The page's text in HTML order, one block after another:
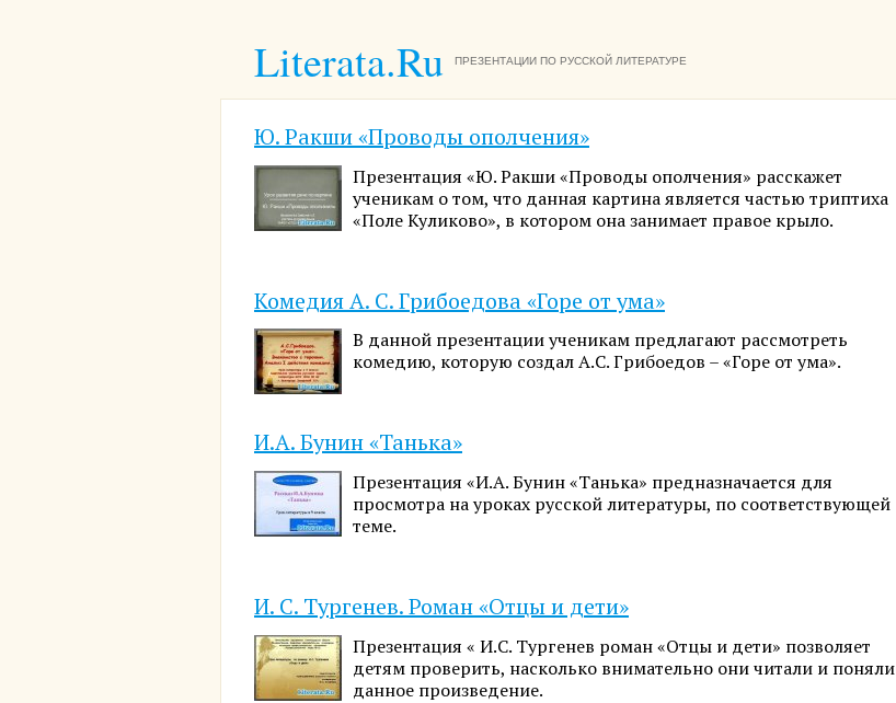
Literata.Ru ПРЕЗЕНТАЦИИ ПО РУССКОЙ ЛИТЕРАТУРЕ
Ю. Ракши «Проводы ополчения»
Презентация «Ю. Ракши «Проводы ополчения» расскажет
ученикам о том, что данная картина является частью триптиха
«Поле Куликово», в котором она занимает правое крыло.
Комедия А. С. Грибоедова «Горе от ума»
В данной презентации ученикам предлагают рассмотреть
комедию, которую создал А.С. Грибоедов – «Горе от ума».
И.А. Бунин «Танька»
Презентация «И.А. Бунин «Танька» предназначается для
просмотра на уроках русской литературы, по соответствующей
теме.
И. С. Тургенев. Роман «Отцы и дети»
Презентация « И.С. Тургенев роман «Отцы и дети» позволяет
детям проверить, насколько внимательно они читали и поняли
данное произведение.